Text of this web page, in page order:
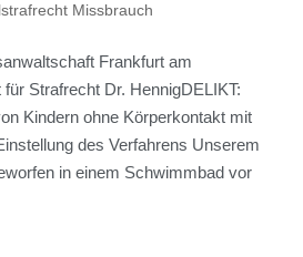
Missbrauch
Frankfurt am
Strafrecht Dr. HennigDELIKT:
Kindern ohne Körperkontakt mit
des Verfahrens Unserem
in einem Schwimmbad vor